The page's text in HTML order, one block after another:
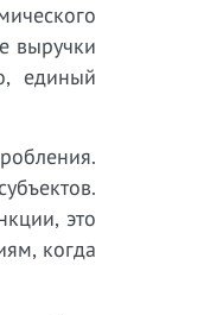
выручки
единый
это
когда